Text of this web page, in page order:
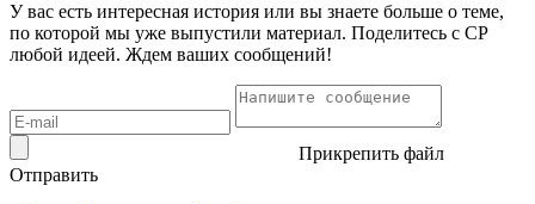
У вас есть интересная история или вы знаете больше о теме,
по которой мы уже выпустили материал. Поделитесь с СР
любой идеей. Ждем ваших сообщений!
Прикрепить файл
Отправить